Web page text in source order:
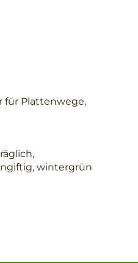
für Plattenwege,
wintergrün